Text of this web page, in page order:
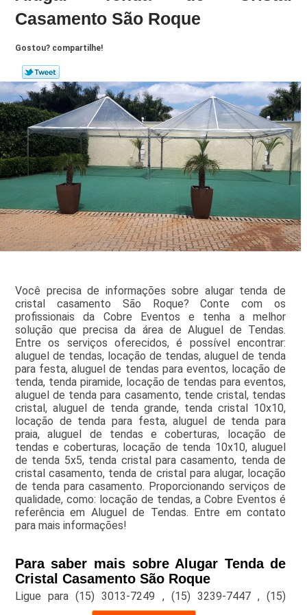
Casamento São Roque
Gostou? compartilhe!
Você precisa de informações sobre alugar tenda de
cristal casamento São Roque? Conte com os
profissionais da Cobre Eventos e tenha a melhor
solução que precisa da área de Aluguel de Tendas.
Entre os serviços oferecidos, é possível encontrar:
aluguel de tendas, locação de tendas, aluguel de tenda
para festa, aluguel de tendas para eventos, locação de
tenda, tenda piramide, locação de tendas para eventos,
aluguel de tenda para casamento, tende cristal, tendas
cristal, aluguel de tenda grande, tenda cristal 10x10,
locação de tenda para festa, aluguel de tenda para
praia, aluguel de tendas e coberturas, locação de
tendas e coberturas, locação de tenda 10x10, aluguel
de tenda 5x5, tenda cristal para casamento, tenda de
cristal casamento, tenda de cristal para alugar, locação
de tenda para casamento. Proporcionando serviços de
qualidade, como: locação de tendas, a Cobre Eventos é
referência em Aluguel de Tendas. Entre em contato
para mais informações!
Para saber mais sobre Alugar Tenda de
Cristal Casamento São Roque
Ligue para(15) 3013-7249 , (15) 3239-7447 ,(15)